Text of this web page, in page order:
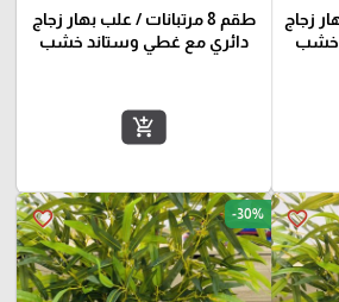
زجاج
خشب
طقم 8 مرتبانات / علب بهار زجاج
دائري مع غطي وستاند خشب
add_shopping_cart
favorite_border
favorite_border -30%